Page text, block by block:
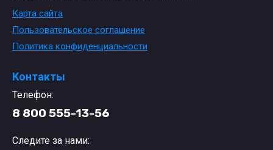
Карта сайта
Пользовательское соглашение
Политика конфиденциальности
Контакты
Телефон:
8 800 555-13-56
Следите за нами: